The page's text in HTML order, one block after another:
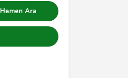
Hemen Ara